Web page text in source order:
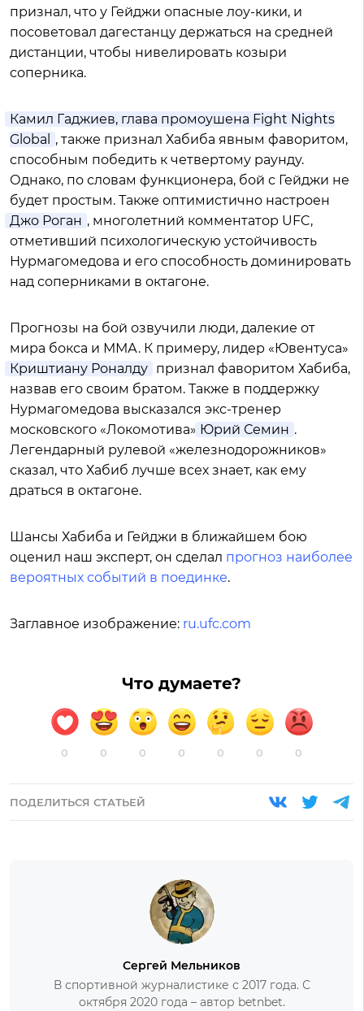
признал, что у Гейджи опасные лоу-кики, и
посоветовал дагестанцу держаться на средней
дистанции, чтобы нивелировать козыри
соперника.
Камил Гаджиев, глава промоушена Fight Nights
Global
, также признал Хабиба явным фаворитом,
способным победить к четвертому раунду.
Однако, по словам функционера, бой с Гейджи не
будет простым. Также оптимистично настроен
Джо Роган , многолетний комментатор UFC,
отметивший психологическую устойчивость
Нурмагомедова и его способность доминировать
над соперниками в октагоне.
Прогнозы на бой озвучили люди, далекие от
мира бокса и ММА. К примеру, лидер «Ювентуса»
Криштиану Роналду признал фаворитом Хабиба,
назвав его своим братом. Также в поддержку
Нурмагомедова высказался экс-тренер
московского «Локомотива» Юрий Семин .
Легендарный рулевой «железнодорожников»
сказал, что Хабиб лучше всех знает, как ему
драться в октагоне.
Шансы Хабиба и Гейджи в ближайшем бою
оценил наш эксперт, он сделал прогноз наиболее
вероятных событий в поединке.
Заглавное изображение: ru.ufc.com
Что думаете?
0 0 0 0 0 0 0
ПОДЕЛИТЬСЯ СТАТЬЕЙ
Сергей Мельников
В спортивной журналистике с 2017 года. С
октября 2020 года – автор betnbet.